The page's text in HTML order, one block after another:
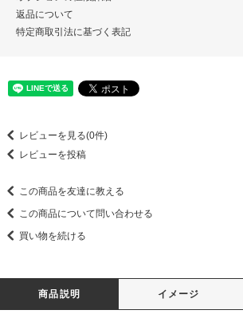
返品について
特定商取引法に基づく表記
レビューを見る(0件)
レビューを投稿
この商品を友達に教える
この商品について問い合わせる
買い物を続ける
商品説明 イメージ